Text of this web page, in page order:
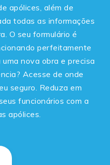
apólices, além de
todas as informações
O seu formulário é
perfeitamente
nova obra e precisa
Acesse de onde
seguro. Reduza em
funcionários com a
apólices.